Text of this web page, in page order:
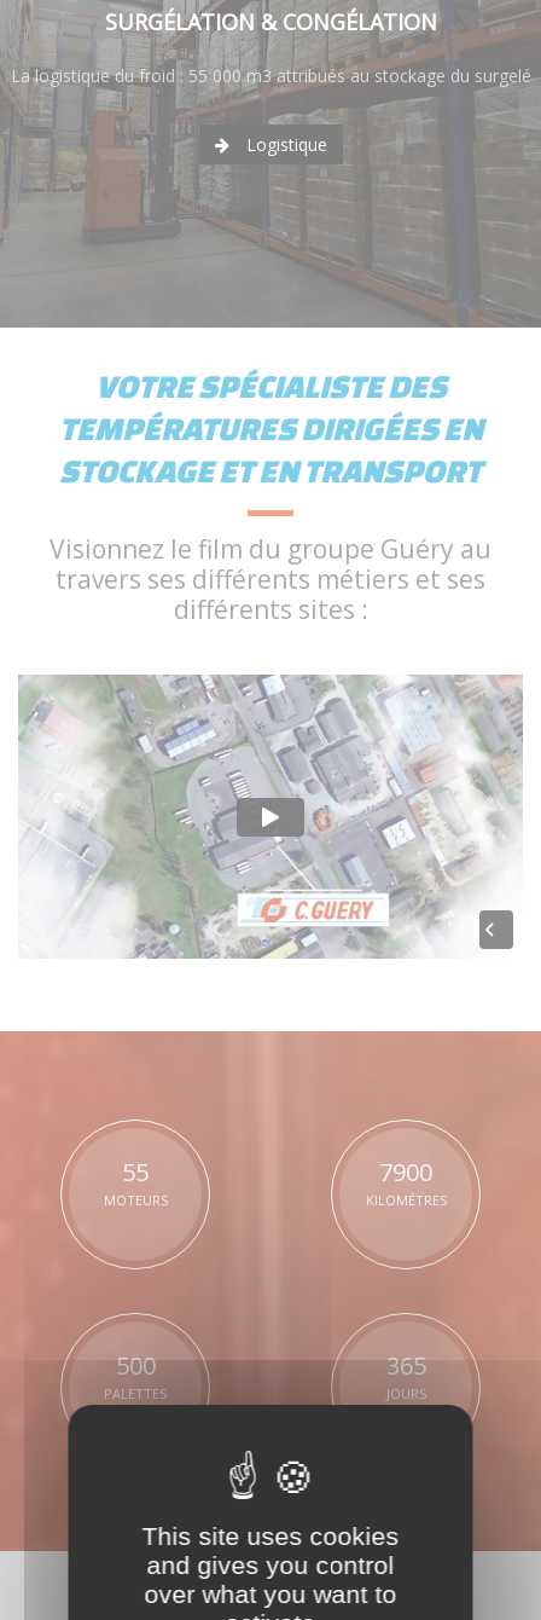
SURGÉLATION & CONGÉLATION
La logistique du froid : 55 000 m3 attribués au stockage du surgelé
Logistique
VOTRE SPÉCIALISTE DES
TEMPÉRATURES DIRIGÉES EN
STOCKAGE ET EN TRANSPORT
Visionnez le film du groupe Guéry au
travers ses différents métiers et ses
différents sites :
55
MOTEURS
7900
KILOMÉTRES
500
PALETTES
365
JOURS
This site uses cookies
and gives you control
over what you want to